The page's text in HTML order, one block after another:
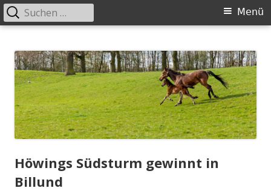
zum
Inhalt
Primäres
Menü
Suchen
nach:
Höwings Südsturm gewinnt in
Billund